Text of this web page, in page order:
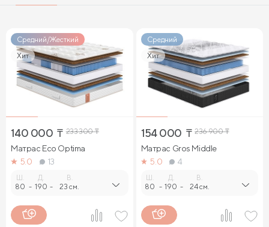
Средний/Жесткий
Хит
140 000 ₸ 233 300₸
Матрас Eco Optima
5.0
13
80 -
Д.
190 -
В.
23 см.
Средний
Хит
154 000 ₸ 236 900₸
Матрас Gros Middle
5.0
4
80 -
Д.
190 -
В.
24 см.